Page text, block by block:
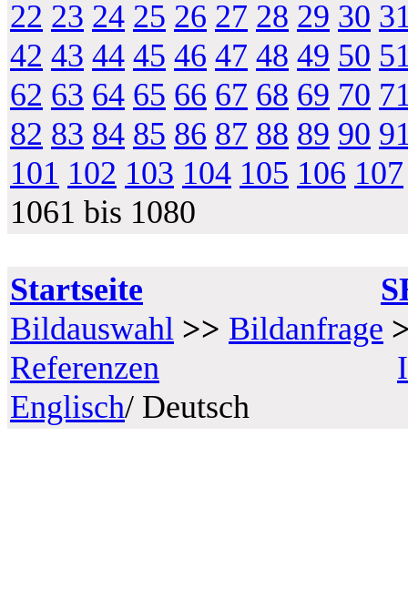
22 23 24 25 26 27 28 29 30
42 43 44 45 46 47 48 49 50
62 63 64 65 66 67 68 69 70
82 83 84 85 86 87 88 89 90
101 102 103 104 105 106 107
1061 bis 1080
Startseite
Bildauswahl >> Bildanfrage
Referenzen
Englisch/ Deutsch